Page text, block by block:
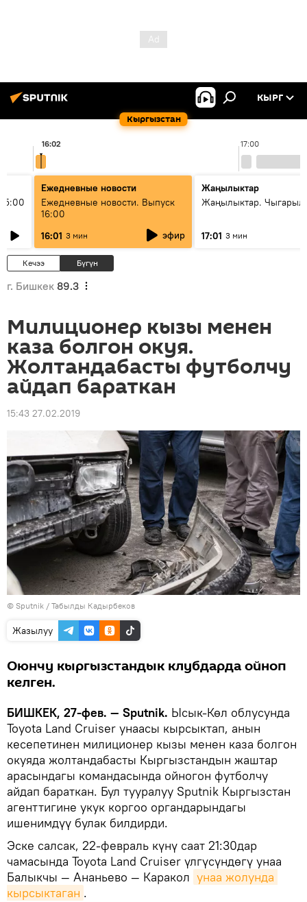
Кыргызстан
КЫРГ
17:00
16:02
Ежедневные новости
Ежедневные новости. Выпуск
16:00
16:01 3 мин эфир
Жаңылыктар
Жаңылыктар.
17:01 3 мин
Кечээ Бүгүн
г. Бишкек 89.3
Милиционер кызы менен
каза болгон окуя.
Жолтандабасты футболчу
айдап бараткан
15:43 27.02.2019
© Sputnik / Табылды Кадырбеков
Жазылуу
Оюнчу кыргызстандык клубдарда ойноп
келген.
БИШКЕК, 27-фев. — Sputnik. Ысык-Көл облусунда
Toyota Land Cruiser унаасы кырсыктап, анын
кесепетинен милиционер кызы менен каза болгон
окуяда жолтандабасты Кыргызстандын жаштар
арасындагы командасында ойногон футболчу
айдап бараткан. Бул тууралуу Sputnik Кыргызстан
агенттигине укук коргоо органдарындагы
ишенимдүү булак билдирди.
Эске салсак, 22-февраль күнү саат 21:30дар
чамасында Toyota Land Cruiser үлгүсүндөгү унаа
Балыкчы — Ананьево — Каракол унаа жолунда
кырсыктаган .